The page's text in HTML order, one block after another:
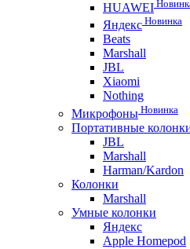
HUAWEI
Яндекс Новинка
Beats
Marshall
JBL
Xiaomi
Nothing
Микрофоны Новинка
Портативные
JBL
Marshall
Harman/Kardon
Колонки
Marshall
Умные колонки
Яндекс
Apple Homepod